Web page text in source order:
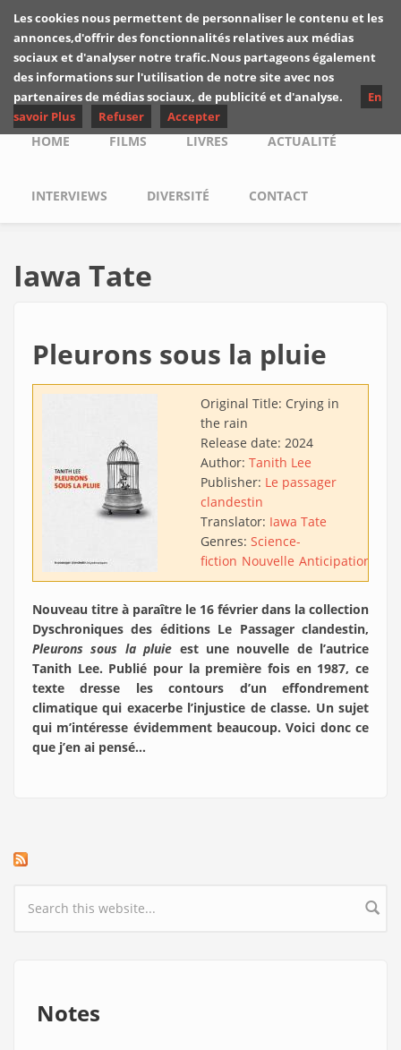
Skip to main content
Les critiques de
Yuyine
Main menu
HOME FILMS LIVRES ACTUALITÉ
INTERVIEWS DIVERSITÉ CONTACT
Iawa Tate
Pleurons sous la pluie
Original Title: Crying in
the rain
Release date: 2024
Author: Tanith Lee
Publisher: Le passager
clandestin
Translator: Iawa Tate
Genres: Science-
fiction Nouvelle Anticipation
Nouveau titre à paraître le 16 février dans la collection
Dyschroniques des éditions Le Passager clandestin,
Pleurons sous la pluie est une nouvelle de l’autrice
Tanith Lee. Publié pour la première fois en 1987, ce
texte dresse les contours d’un effondrement
climatique qui exacerbe l’injustice de classe. Un sujet
qui m’intéresse évidemment beaucoup. Voici donc ce
que j’en ai pensé…
Search form
Notes
Les cookies nous permettent de personnaliser le contenu et les
annonces,d'offrir des fonctionnalités relatives aux médias
sociaux et d'analyser notre trafic.Nous partageons également
des informations sur l'utilisation de notre site avec nos
partenaires de médias sociaux, de publicité et d'analyse.
En
savoir Plus
Refuser Accepter